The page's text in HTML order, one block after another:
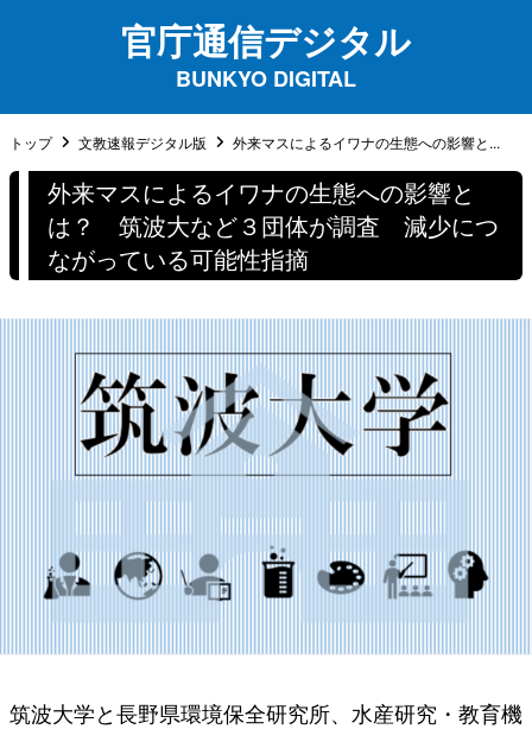
官庁通信デジタル
BUNKYO DIGITAL
トップ 文教速報デジタル版 外来マスによるイワナの生態への影響と...
外来マスによるイワナの生態への影響と
は？ 筑波大など３団体が調査 減少につ
ながっている可能性指摘
筑波大学と長野県環境保全研究所、水産研究・教育機